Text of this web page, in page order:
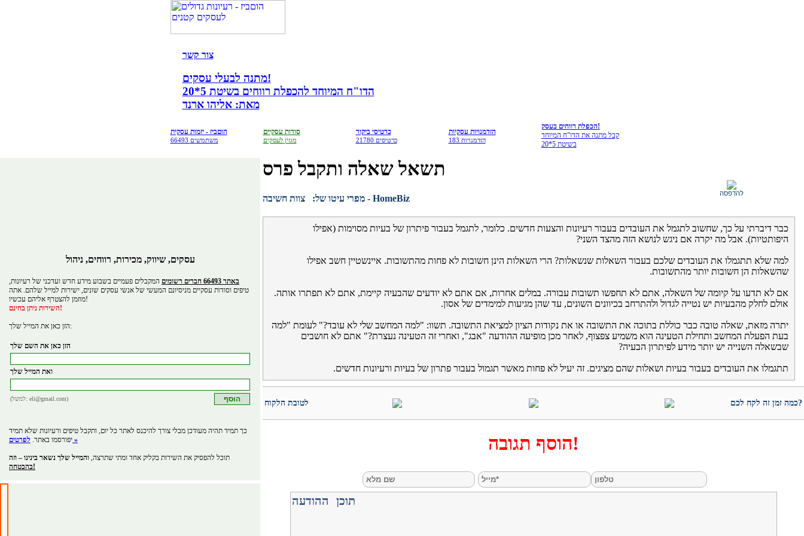
צור קשר
מתנה לבעלי עסקים!
הדו"ח המיוחד להכפלת רווחים בשיטת 5*20
מאת: אליהו ארנד
הוםביז - יזמות עסקית
66493 משתמשים
סודות עסקיים
מגזין לעסקים
כרטיסי ביקור
21780 כרטיסים
הזדמנויות עסקיות
183 הזדמנויות
הכפלת רווחים בעסק!
קבל מתנה את הדו"ח המיוחד
בשיטת 5*20
עסקים, שיווק, מכירות, רווחים, ניהול
באתר 66493 חברים רשומים
המקבלים פעמיים בשבוע מידע חדש ועדכני של רעיונות,
טיפים וסודות עסקיים מניסיונם המעשי של אנשי עסקים שונים, ישירות למייל שלהם. אתה
מוזמן להצטרף אליהם עכשיו!
השירות ניתן בחינם!
הזן כאן את המייל שלך:
הזן כאן את השם שלך
ואת המייל שלך
(למשל: eli@gmail.com)
כך תמיד תהיה מעודכן מבלי צורך להיכנס לאתר כל יום, ותקבל טיפים ורעיונות שלא תמיד
יפורסמו באתר. לפרטים »
תוכל להפסיק את השירות בקליק אחד ומתי שתרצה, והמייל שלך נשאר בינינו – וזה
בהבטחה!
תשאל שאלה ותקבל פרס
מפרי עיטו של: צוות חשיבה - HomeBiz להדפסה
כבר דיברתי על כך, שחשוב לתגמל את העובדים בעבור רעיונות והצעות חדשים. כלומר, לתגמל בעבור פיתרון של בעיות מסוימות (אפילו
היפותטיות). אבל מה יקרה אם ניגש לנושא הזה מהצד השני?
למה שלא תתגמלו את העובדים שלכם בעבור השאלות שנשאלות? הרי השאלות הינן חשובות לא פחות מהתשובות. איינשטיין חשב אפילו
שהשאלות הן חשובות יותר מהתשובות.
אם לא תדעו על קיומה של השאלה, אתם לא תחפשו תשובות עבורה. במלים אחרות, אם אתם לא יודעים שהבעיה קיימת, אתם לא תפתרו אותה.
אולם לחלק מהבעיות יש נטייה לגדול ולהתרחב בכיוונים השונים, עד שהן מגיעות למימדים של אסון.
יתרה מזאת, שאלה טובה כבר כוללת בתוכה את התשובה או את נקודות הציון למציאת התשובה. תשוו: "למה המחשב שלי לא עובד?" לעומת "למה
בעת הפעלת המחשב ותחילת הטעינה הוא משמיע צפצוף, לאחר מכן מופיעה ההודעה "אבג", ואחרי זה הטעינה נעצרת?" אתם לא חושבים
שבשאלה השנייה יש יותר מידע לפיתרון הבעיה?
תתגמלו את העובדים בעבור בעיות ושאלות שהם מציגים. זה יעיל לא פחות מאשר תגמול בעבור פתרון של בעיות ורעיונות חדשים.
לטובת הלקוח כמה זמן זה לקח לכם?
הוסף תגובה!